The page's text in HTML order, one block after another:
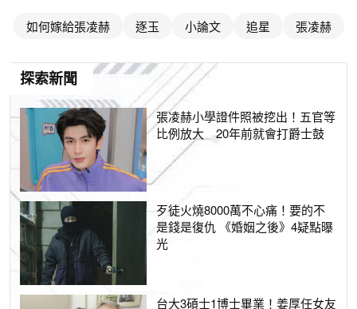
如何嫁給張凌赫 逐玉 小論文 追星 張凌赫
探索新聞
張凌赫小學證件照被挖出！五官等
比例放大 20年前就會打爵士鼓
歹徒火燒8000萬不心痛！要的不
是錢是復仇 《婚姻之後》4疑點曝
光
台大3碩士1博士畢業！姜厚任女友